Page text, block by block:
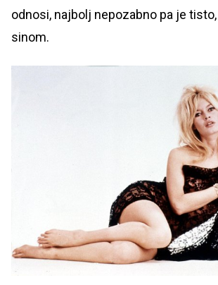
odnosi, najbolj nepozabno pa je
sinom.